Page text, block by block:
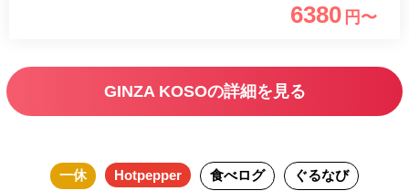
て受理された GINZA KOSOだから出来
ーキは、赤身肉でありながら柔らかい肉
質で旨味が溢れ出しまう。 もちろん、
(生・炙り)もお好みで追加できます。 選
6380 円〜
GINZA KOSOの詳細を見る
一休 Hotpepper 食べログ ぐるなび